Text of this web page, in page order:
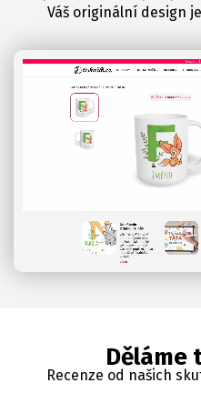
Váš originální design
Děláme
Recenze od našich